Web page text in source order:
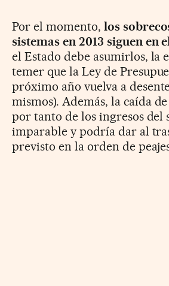
Por el momento, los
sistemas en 2013 siguen en
el Estado debe asumirlos, la
temer que la Ley de
próximo año vuelva a
mismos). Además, la caída
por tanto de los ingresos del
imparable y podría dar al
previsto en la orden de